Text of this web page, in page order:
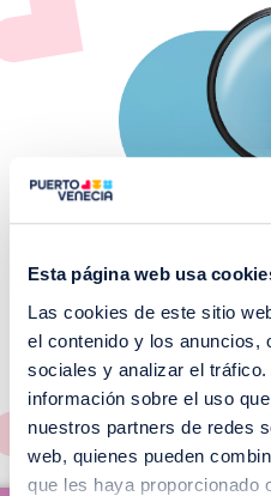
Esta página web usa
Las cookies de este sitio
el contenido y los anuncios,
sociales y analizar el
información sobre el uso
nuestros partners de redes
web, quienes pueden
que les haya proporcionado
¡No te pierdas
EVENTOS!
Ver todos >